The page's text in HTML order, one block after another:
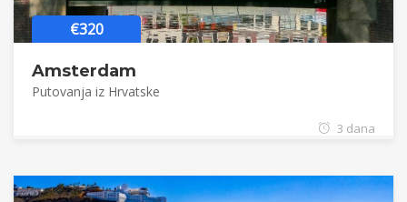
€320
Amsterdam
Putovanja iz Hrvatske
3 dana